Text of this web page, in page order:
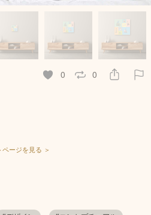
0 0
ージを見る ＞